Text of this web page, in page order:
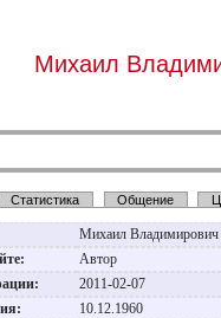
Михаил
Статистика Общение
Михаил
Автор
2011-02-07
10.12.1960